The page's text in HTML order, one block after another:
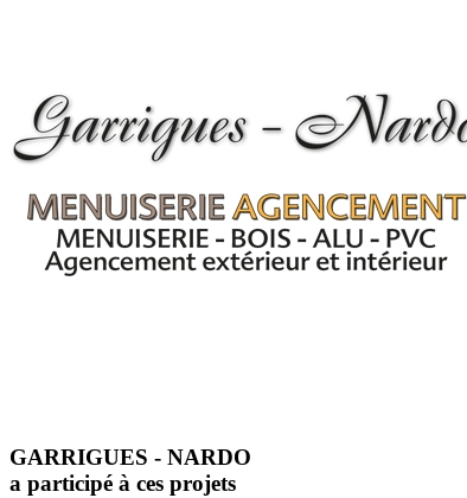
GARRIGUES - NARDO
a participé à ces projets